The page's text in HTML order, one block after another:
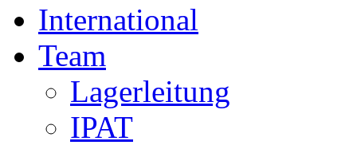
International
Team
Lagerleitung
IPAT